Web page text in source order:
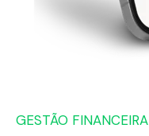
GESTÃO FINANCEIRA